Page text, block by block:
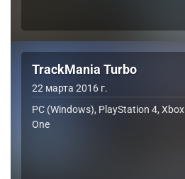
TrackMania Turbo
22 марта 2016 г.
PC (Windows), PlayStation 4, Xbox
One